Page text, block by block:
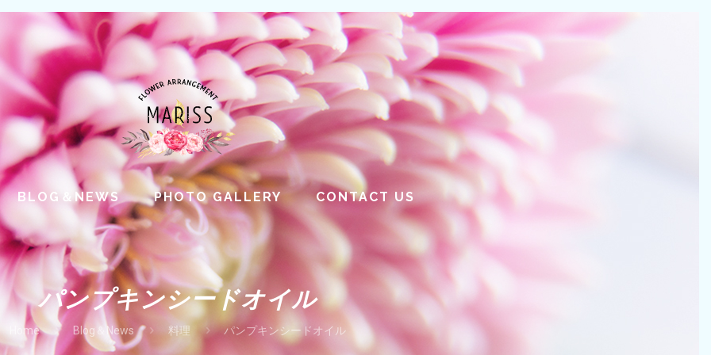
BLOG＆NEWS PHOTO GALLERY CONTACT US
パンプキンシードオイル
Home Blog＆News 料理 パンプキンシードオイル